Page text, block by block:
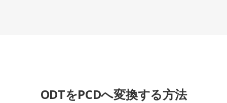
ODTをPCDへ変換する方法